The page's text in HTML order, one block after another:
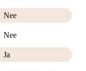
Nee
Nee
Ja